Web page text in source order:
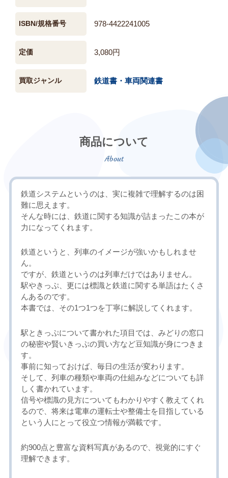
ISBN/規格番号 978-4422241005
定価 3,080円
買取ジャンル 鉄道書・車両関連書
商品について
鉄道システムというのは、実に複雑で理解するのは困
難に思えます。
そんな時には、鉄道に関する知識が詰まったこの本が
力になってくれます。
鉄道というと、列車のイメージが強いかもしれませ
ん。
ですが、鉄道というのは列車だけではありません。
駅やきっぷ、更には標識と鉄道に関する単語はたくさ
んあるのです。
本書では、その1つ1つを丁寧に解説してくれます。
駅ときっぷについて書かれた項目では、みどりの窓口
の秘密や賢いきっぷの買い方など豆知識が身につきま
す。
事前に知っておけば、毎日の生活が変わります。
そして、列車の種類や車両の仕組みなどについても詳
しく書かれています。
信号や標識の見方についてもわかりやすく教えてくれ
るので、将来は電車の運転士や整備士を目指している
という人にとって役立つ情報が満載です。
約900点と豊富な資料写真があるので、視覚的にすぐ
理解できます。